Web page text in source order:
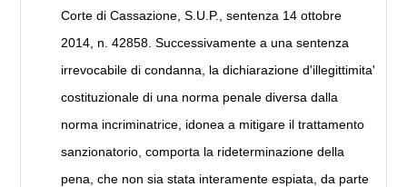
Corte di Cassazione, S.U.P., sentenza 14 ottobre
2014, n. 42858. Successivamente a una sentenza
irrevocabile di condanna, la dichiarazione d'illegittimita'
costituzionale di una norma penale diversa dalla
norma incriminatrice, idonea a mitigare il trattamento
sanzionatorio, comporta la rideterminazione della
pena, che non sia stata interamente espiata, da parte